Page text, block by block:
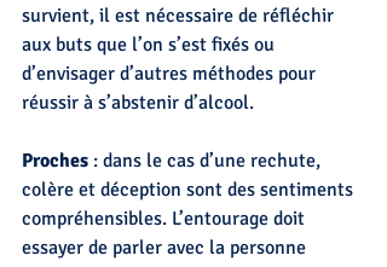
survient, il est nécessaire de réfléchir
aux buts que l’on s’est fixés ou
d’envisager d’autres méthodes pour
réussir à s’abstenir d’alcool.
Proches : dans le cas d’une rechute,
colère et déception sont des sentiments
compréhensibles. L’entourage doit
essayer de parler avec la personne